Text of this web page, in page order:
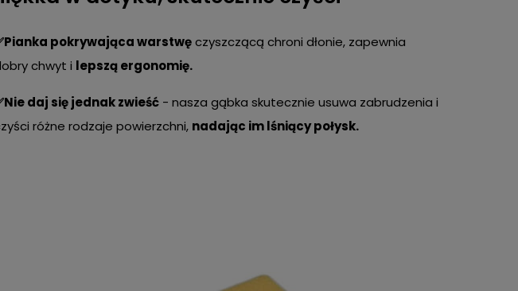
pokrywająca warstwęczyszczącą chroni dłonie, zapewnia
chwyt i lepszą ergonomię.
daj się jednak zwieść - nasza gąbka skutecznie usuwa zabrudzenia i
różne rodzaje powierzchni, nadając im lśniący połysk.